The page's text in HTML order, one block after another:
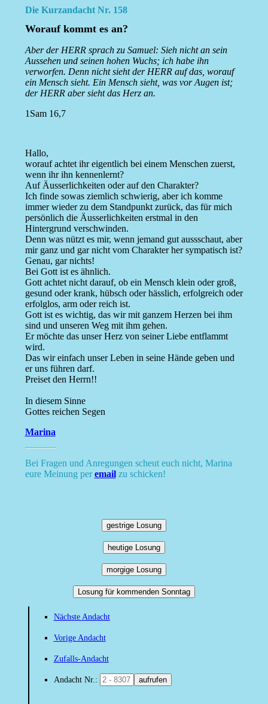
Die Kurzandacht Nr. 158
Worauf kommt es an?
Aber der HERR sprach zu Samuel: Sieh nicht an sein
Aussehen und seinen hohen Wuchs; ich habe ihn
verworfen. Denn nicht sieht der HERR auf das, worauf
ein Mensch sieht. Ein Mensch sieht, was vor Augen ist;
der HERR aber sieht das Herz an.
1Sam 16,7
Hallo,
worauf achtet ihr eigentlich bei einem Menschen zuerst,
wenn ihr ihn kennenlernt?
Auf Äusserlichkeiten oder auf den Charakter?
Ich finde sowas ziemlich schwierig, aber ich komme
immer wieder zu dem Standpunkt zurück, das für mich
persönlich die Äusserlichkeiten erstmal in den
Hintergrund verschwinden.
Denn was nützt es mir, wenn jemand gut aussschaut, aber
mir ganz und gar nicht vom Charakter her sympatisch ist?
Genau, gar nichts!
Bei Gott ist es ähnlich.
Gott achtet nicht darauf, ob ein Mensch klein oder groß,
gesund oder krank, hübsch oder hässlich, erfolgreich oder
erfolglos, arm oder reich ist.
Gott ist es wichtig, das wir mit ganzem Herzen bei ihm
sind und unseren Weg mit ihm gehen.
Er möchte das unser Herz von seiner Liebe entflammt
wird.
Das wir einfach unser Leben in seine Hände geben und
er uns führen darf.
Preiset den Herrn!!
In diesem Sinne
Gottes reichen Segen
Marina
Bei Fragen und Anregungen scheut euch nicht, Marina
eure Meinung peremailzu schicken!
gestrige Losung
heutige Losung
morgige Losung
Losung für kommenden Sonntag
Nächste Andacht
Vorige Andacht
Zufalls-Andacht
Andacht Nr.: aufrufen